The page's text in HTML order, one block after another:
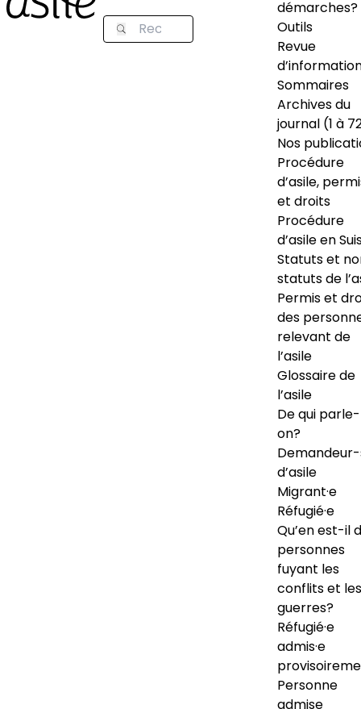
démarches?
Outils
Revue
Sommaires
Archives du
journal (1 à
Nos
Procédure
d’asile,
et droits
Procédure
d’asile en
Statuts et
statuts de
Permis et
des
relevant de
l’asile
Glossaire de
l’asile
De qui
on?
d’asile
Migrant·e
Réfugié·e
Qu’en est-il
personnes
fuyant les
conflits et les
guerres?
Réfugié·e
admis·e
Personne
admise